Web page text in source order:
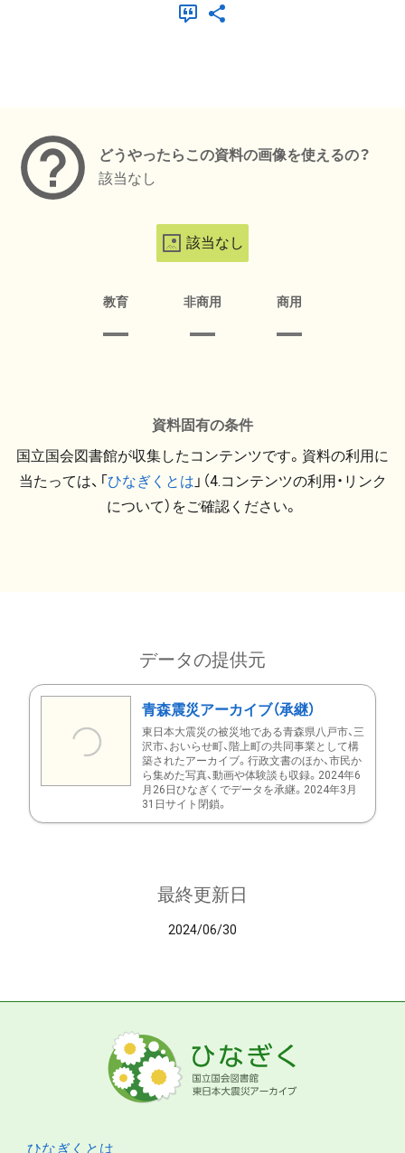
どうやったらこの資料の画像を使えるの？
該当なし
該当なし
教育 非商用 商用
資料固有の条件
国立国会図書館が収集したコンテンツです。資料の利用に
当たっては、「ひなぎくとは 」（4.コンテンツの利用・リンク
について）をご確認ください。
データの提供元
青森震災アーカイブ（承継）
東日本大震災の被災地である青森県八戸市、三
沢市、おいらせ町、階上町の共同事業として構
築されたアーカイブ。行政文書のほか、市民か
ら集めた写真、動画や体験談も収録。2024年6
月26日ひなぎくでデータを承継。2024年3月
31日サイト閉鎖。
最終更新日
2024/06/30
ひなぎくとは